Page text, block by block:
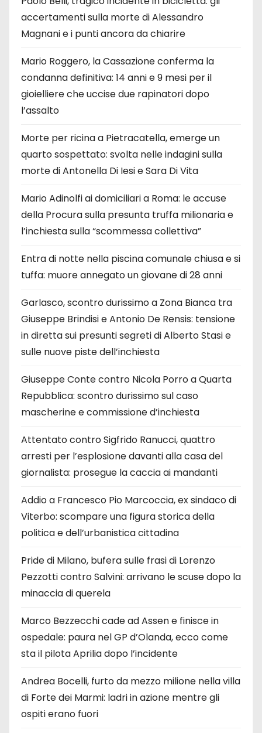
accertamenti sulla morte di Alessandro
Magnani e i punti ancora da chiarire
Mario Roggero, la Cassazione conferma la
condanna definitiva: 14 anni e 9 mesi per il
gioielliere che uccise due rapinatori dopo
l’assalto
Morte per ricina a Pietracatella, emerge un
quarto sospettato: svolta nelle indagini sulla
morte di Antonella Di Iesi e Sara Di Vita
Mario Adinolfi ai domiciliari a Roma: le accuse
della Procura sulla presunta truffa milionaria e
l’inchiesta sulla “scommessa collettiva”
Entra di notte nella piscina comunale chiusa e si
tuffa: muore annegato un giovane di 28 anni
Garlasco, scontro durissimo a Zona Bianca tra
Giuseppe Brindisi e Antonio De Rensis: tensione
in diretta sui presunti segreti di Alberto Stasi e
sulle nuove piste dell’inchiesta
Giuseppe Conte contro Nicola Porro a Quarta
Repubblica: scontro durissimo sul caso
mascherine e commissione d’inchiesta
Attentato contro Sigfrido Ranucci, quattro
arresti per l’esplosione davanti alla casa del
giornalista: prosegue la caccia ai mandanti
Addio a Francesco Pio Marcoccia, ex sindaco di
Viterbo: scompare una figura storica della
politica e dell’urbanistica cittadina
Pride di Milano, bufera sulle frasi di Lorenzo
Pezzotti contro Salvini: arrivano le scuse dopo la
minaccia di querela
Marco Bezzecchi cade ad Assen e finisce in
ospedale: paura nel GP d’Olanda, ecco come
sta il pilota Aprilia dopo l’incidente
Andrea Bocelli, furto da mezzo milione nella villa
di Forte dei Marmi: ladri in azione mentre gli
ospiti erano fuori